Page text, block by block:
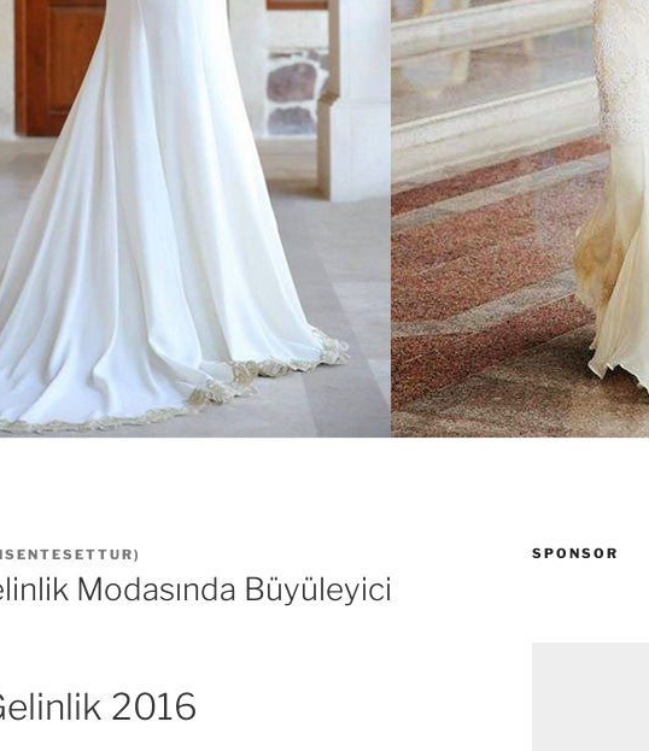
)
Modasında Büyüleyici
2016
SPONSOR